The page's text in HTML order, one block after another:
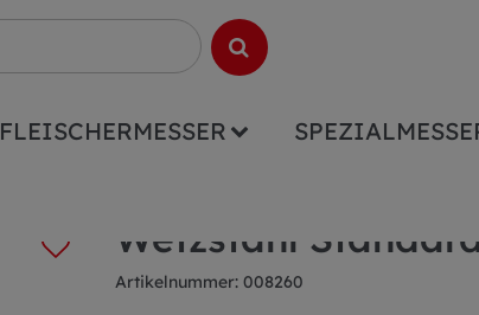
FLEISCHERMESSER
Wetzstahl
Artikelnummer: 008260